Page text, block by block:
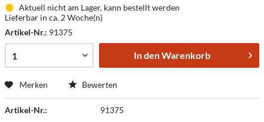
Aktuell nicht am Lager, kann bestellt werden
Lieferbar in ca. 2 Woche(n)
Artikel-Nr.: 91375
In denWarenkorb
Merken Bewerten
Artikel-Nr.: 91375